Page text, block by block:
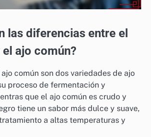
las diferencias entre el
ajo común?
común son dos variedades de ajo
proceso de fermentación y
que el ajo común es crudo y
tiene un sabor más dulce y suave,
a altas temperaturas y